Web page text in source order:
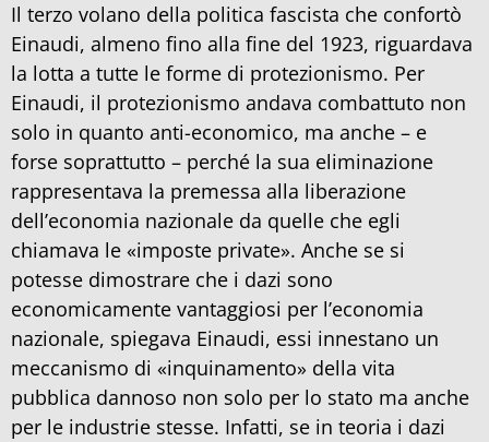
Il terzo volano della politica fascista che confortò
Einaudi, almeno fino alla fine del 1923, riguardava
la lotta a tutte le forme di protezionismo. Per
Einaudi, il protezionismo andava combattuto non
solo in quanto anti-economico, ma anche – e
forse soprattutto – perché la sua eliminazione
rappresentava la premessa alla liberazione
dell’economia nazionale da quelle che egli
chiamava le «imposte private». Anche se si
potesse dimostrare che i dazi sono
economicamente vantaggiosi per l’economia
nazionale, spiegava Einaudi, essi innestano un
meccanismo di «inquinamento» della vita
pubblica dannoso non solo per lo stato ma anche
per le industrie stesse. Infatti, se in teoria i dazi